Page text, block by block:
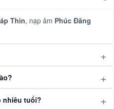
Thìn, nạp âm Phúc Đăng
nhiêu tuổi?